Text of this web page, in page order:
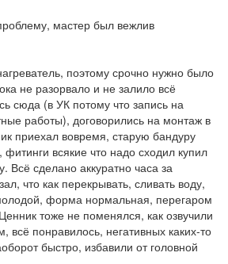
мастер был вежлив
поэтому срочно нужно было
не разорвало и не залило всё
сюда (в УК потому что запись на
работы), договорились на монтаж в
приехал вовремя, старую бандуру
всякие что надо сходил купил
Всё сделано аккуратно часа за
что как перекрывать, сливать воду,
форма нормальная, перегаром
тоже не поменялся, как озвучили
понравилось, негативных каких-то
быстро, избавили от головной